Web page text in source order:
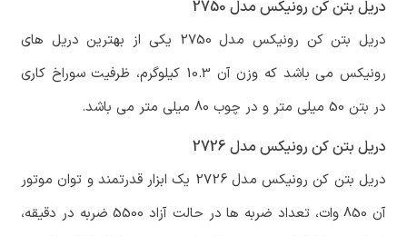
دریل بتن کن رونیکس مدل 2750
دریل بتن کن رونیکس مدل 2750 یکی از بهترین دریل های
رونیکس می باشد که وزن آن 10.3 کیلوگرم، ظرفیت سوراخ کاری
در بتن 50 میلی متر و در چوب 80 میلی متر می باشد.
دریل بتن کن رونیکس مدل 2726
دریل بتن کن رونیکس مدل 2726 یک ابزار قدرتمند و توان موتور
آن 850 وات، تعداد ضربه ها در حالت آزاد 5500 ضربه در دقیقه،